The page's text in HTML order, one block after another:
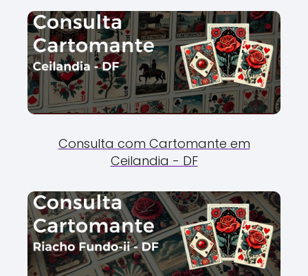
Consulta com Cartomante em
Ceilandia - DF